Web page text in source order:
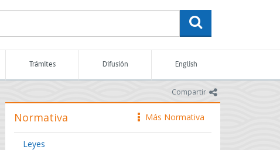
Trámites Difusión English
Compartir icono
icono
Más Normativa
Normativa
Leyes